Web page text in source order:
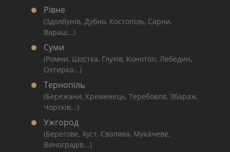
Рівне
(Здолбунів, Дубно, Костопіль, Сарни,
Вараш...)
Суми
(Ромни, Шостка, Глухів, Конотоп, Лебедин,
Охтирка...)
Тернопіль
(Бережани, Кременець, Теребовля, Збараж,
Чортків...)
Ужгород
(Берегове, Хуст, Свалява, Мукачеве,
Виноградів...)